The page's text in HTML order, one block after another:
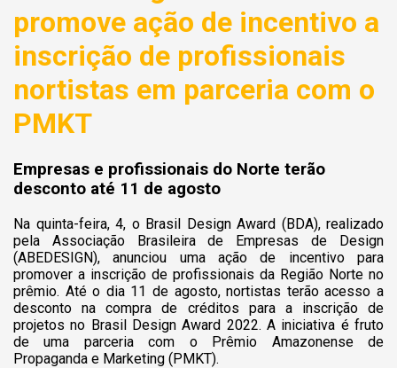
promove ação de incentivo a
inscrição de profissionais
nortistas em parceria com o
PMKT
Empresas e profissionais do Norte terão
desconto até 11 de agosto
Na quinta-feira, 4, o Brasil Design Award (BDA), realizado
pela Associação Brasileira de Empresas de Design
(ABEDESIGN), anunciou uma ação de incentivo para
promover a inscrição de profissionais da Região Norte no
prêmio. Até o dia 11 de agosto, nortistas terão acesso a
desconto na compra de créditos para a inscrição de
projetos no Brasil Design Award 2022. A iniciativa é fruto
de uma parceria com o Prêmio Amazonense de
Propaganda e Marketing (PMKT).